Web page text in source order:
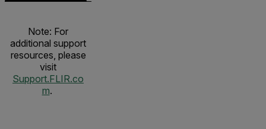
Note: For
additional support
resources, please
visit
Support.FLIR.co
m.